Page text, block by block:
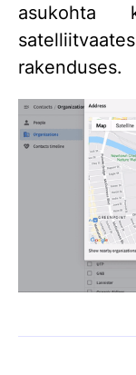
asukohta
rakenduses.